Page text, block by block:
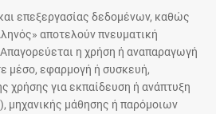
επεξεργασίας δεδομένων, καθώς
αποτελούν πνευματική
η χρήση ή αναπαραγωγή
μέσο, εφαρμογή ή συσκευή,
χρήσης για εκπαίδευση ή ανάπτυξη
μηχανικής μάθησης ή παρόμοιων